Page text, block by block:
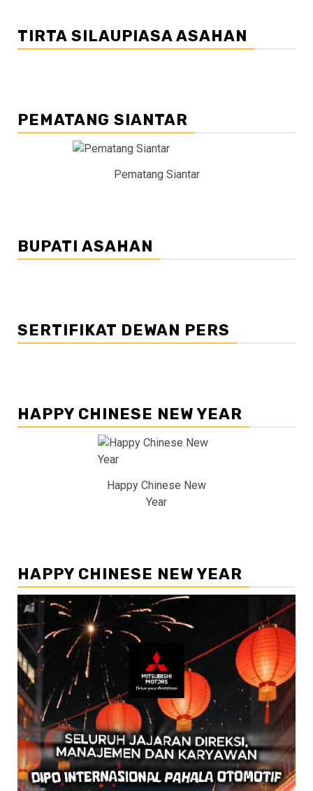
TIRTA SILAUPIASA ASAHAN
PEMATANG SIANTAR
Pematang Siantar
BUPATI ASAHAN
SERTIFIKAT DEWAN PERS
HAPPY CHINESE NEW YEAR
Happy Chinese New
Year
HAPPY CHINESE NEW YEAR